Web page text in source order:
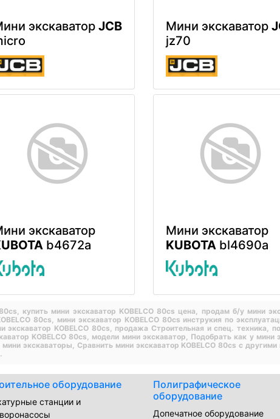
экскаватор JCB
Мини экскаватор
jz70
экскаватор
b4672a
Мини экскаватор
KUBOTA bl4690a
купить мини экскаватор KOBELCO 80cs цена, продам б/у мини
80cs, мини экскаватор KOBELCO 80cs инструкия по
экскаватор KOBELCO 80cs, продажа Строительная и спец. техника,
KOBELCO 80cs, модели мини экскаватор, Подобрать как у мини
мини экскаваторы, Сравнить мини экскаватор KOBELCO 80cs с
оборудование
станции и
Полиграфическое
оборудование
Допечатное оборудование